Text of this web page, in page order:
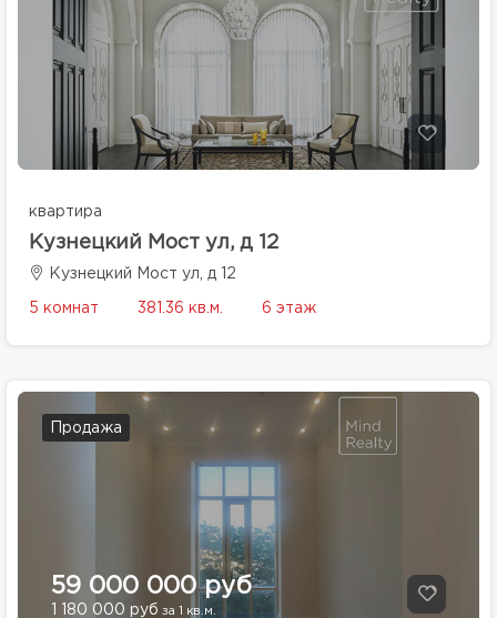
квартира
Кузнецкий Мост ул, д 12
Кузнецкий Мост ул, д 12
5 комнат 381.36 кв.м. 6 этаж
Продажа
59 000 000 руб
1 180 000 руб за 1 кв.м.